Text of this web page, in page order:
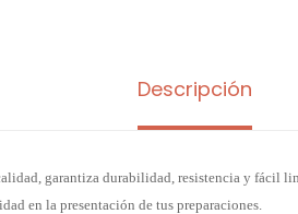
Descripción
garantiza durabilidad, resistencia y fácil
en la presentación de tus preparaciones.